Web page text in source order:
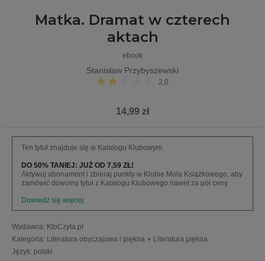
Matka. Dramat w czterech
aktach
ebook
Stanisław Przybyszewski
2,0
14,99 zł
Ten tytuł znajduje się w Katalogu Klubowym.
DO 50% TANIEJ: JUŻ OD 7,59 ZŁ!
Aktywuj abonament i zbieraj punkty w Klubie Mola Książkowego, aby
zamówić dowolny tytuł z Katalogu Klubowego nawet za pół ceny.
Dowiedz się więcej.
Wydawca: KtoCzyta.pl
Kategoria: Literatura obyczajowa i piękna • Literatura piękna
Język: polski